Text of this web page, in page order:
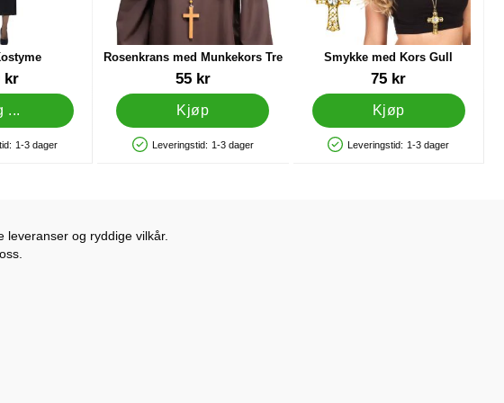
kr
...
På lager
1-3 dager
Rosenkrans med Munkekors Tre
Varenummer 88350
55 kr
Kjøp
Produkttilgjengelighet: På lager
Leveringstid: 1-3 dager
Smykke med Kors Gull
Varenummer 19386
75 kr
Kjøp
Produkttilgjengelighet: På lager
Leveringstid: 1-3 dager
og ryddige vilkår.
4.6 Stjerne